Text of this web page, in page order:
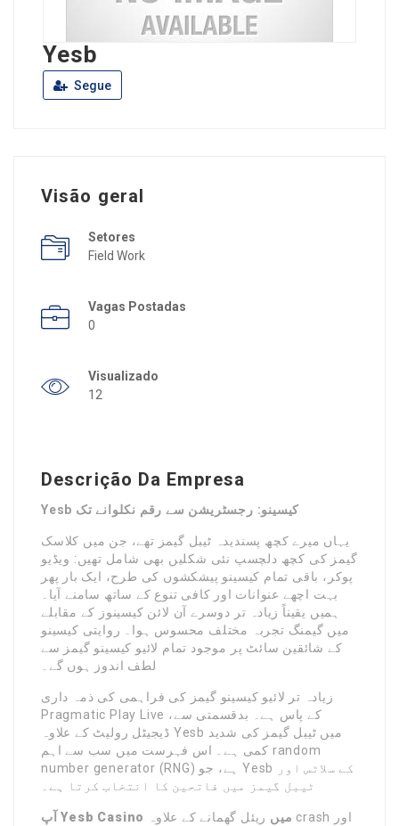
Yesb
Segue
Visão geral
Setores
Field Work
Vagas Postadas
0
Visualizado
12
Descrição Da Empresa
Yesb کیسینو: رجسٹریشن سے رقم نکلوانے تک
یہاں میرے کچھ پسندیدہ ٹیبل گیمز تھے، جن میں کلاسک
گیمز کی کچھ دلچسپ نئی شکلیں بھی شامل تھیں: ویڈیو
پوکر، باقی تمام کیسینو پیشکشوں کی طرح، ایک بار پھر
بہت اچھے عنوانات اور کافی تنوع کے ساتھ سامنے آیا۔
ہمیں یقیناً زیادہ تر دوسرے آن لائن کیسینوز کے مقابلے
میں گیمنگ تجربہ مختلف محسوس ہوا۔ روایتی کیسینو
کے شائقین سائٹ پر موجود تمام لائیو کیسینو گیمز سے
لطف اندوز ہوں گے۔
زیادہ تر لائیو کیسینو گیمز کی فراہمی کی ذمہ داری
Pragmatic Play Live کے پاس ہے۔ بدقسمتی سے،
ڈیجیٹل رولیٹ کے علاوہ Yesb میں ٹیبل گیمز کی شدید
کمی ہے۔ اس فہرست میں سب سے اہم random
number generator (RNG) ہے، جو Yesb کے سلاٹس اور
ٹیبل گیمز میں فاتحین کا انتخاب کرتا ہے۔
آپ Yesb Casino میں ریئل گھمانے کے علاوہ crash اور